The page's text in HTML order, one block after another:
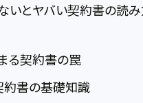
とヤバい契約書の読み
る契約書の罠
書の基礎知識